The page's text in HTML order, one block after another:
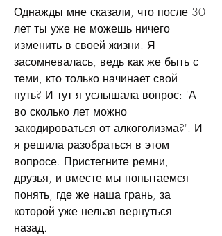
Однажды мне сказали, что после 30
лет ты уже не можешь ничего
изменить в своей жизни. Я
засомневалась, ведь как же быть с
теми, кто только начинает свой
путь? И тут я услышала вопрос: 'А
во сколько лет можно
закодироваться от алкоголизма?'. И
я решила разобраться в этом
вопросе. Пристегните ремни,
друзья, и вместе мы попытаемся
понять, где же наша грань, за
которой уже нельзя вернуться
назад.